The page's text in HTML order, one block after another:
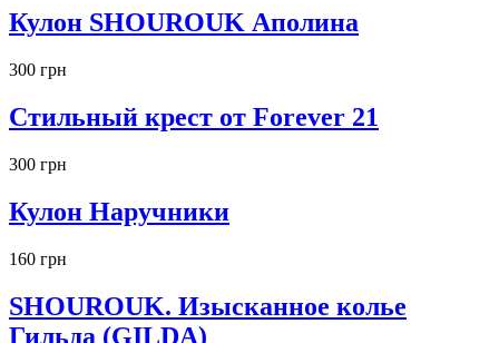
Кулон SHOUROUK Аполина
300 грн
Стильный крест от Forever 21
300 грн
Кулон Наручники
160 грн
SHOUROUK. Изысканное колье
Гильда (GILDA)